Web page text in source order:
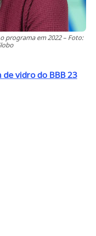
programa em 2022 – Foto:
de vidro do BBB 23